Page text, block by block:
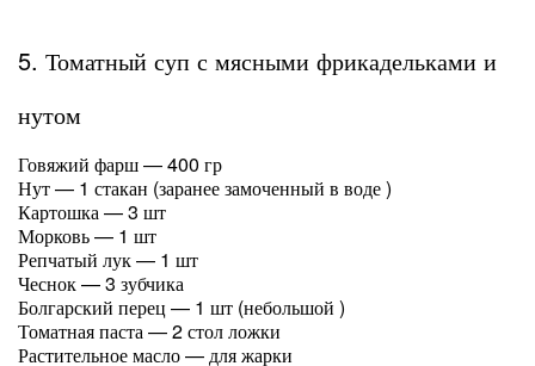
5. Томатный суп с мясными фрикадельками и
нутом
Говяжий фарш — 400 гр
Нут — 1 стакан (заранее замоченный в воде )
Картошка — 3 шт
Морковь — 1 шт
Репчатый лук — 1 шт
Чеснок — 3 зубчика
Болгарский перец — 1 шт (небольшой )
Томатная паста — 2 стол ложки
Растительное масло — для жарки